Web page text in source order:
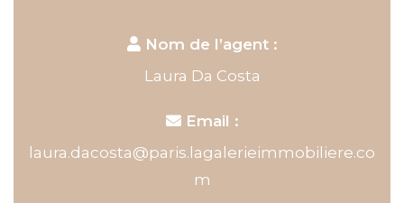
Nom de l’agent :
Laura Da Costa
Email :
laura.dacosta@paris.lagalerieimmobiliere.co
m